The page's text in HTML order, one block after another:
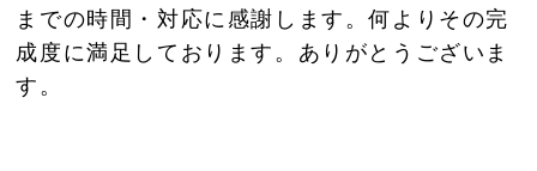
までの時間・対応に感謝します。何よりその完
成度に満足しております。ありがとうございま
す。